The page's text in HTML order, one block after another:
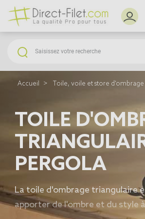
Accueil Toile, voile et store d'ombrage
TOILE
PERGOLA
Latoile d'ombrage triangulaire
apporter de l'ombre et du style